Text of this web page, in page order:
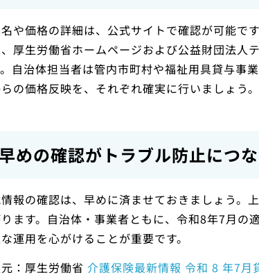
や価格の詳細は、公式サイトで確認が可能で
厚生労働省ホームページおよび公益財団法人
。自治体担当者は管内市町村や福祉用具貸与事
の価格反映を、それぞれ確実に行いましょう。
早めの確認がトラブル防止につ
報の確認は、早めに済ませておきましょう。
ます。自治体・事業者ともに、令和8年7月の
運用を心がけることが重要です。
：厚生労働省 介護保険最新情報 令和 8 年7月